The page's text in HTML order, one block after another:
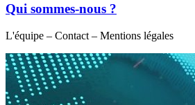
Qui sommes-nous ?
L'équipe – Contact – Mentions légales